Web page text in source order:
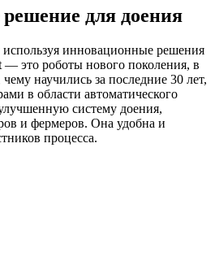
для доения
инновационные решения
— это роботы нового поколения, в
научились за последние 30 лет,
в области автоматического
систему доения,
и фермеров. Она удобна и
процесса.